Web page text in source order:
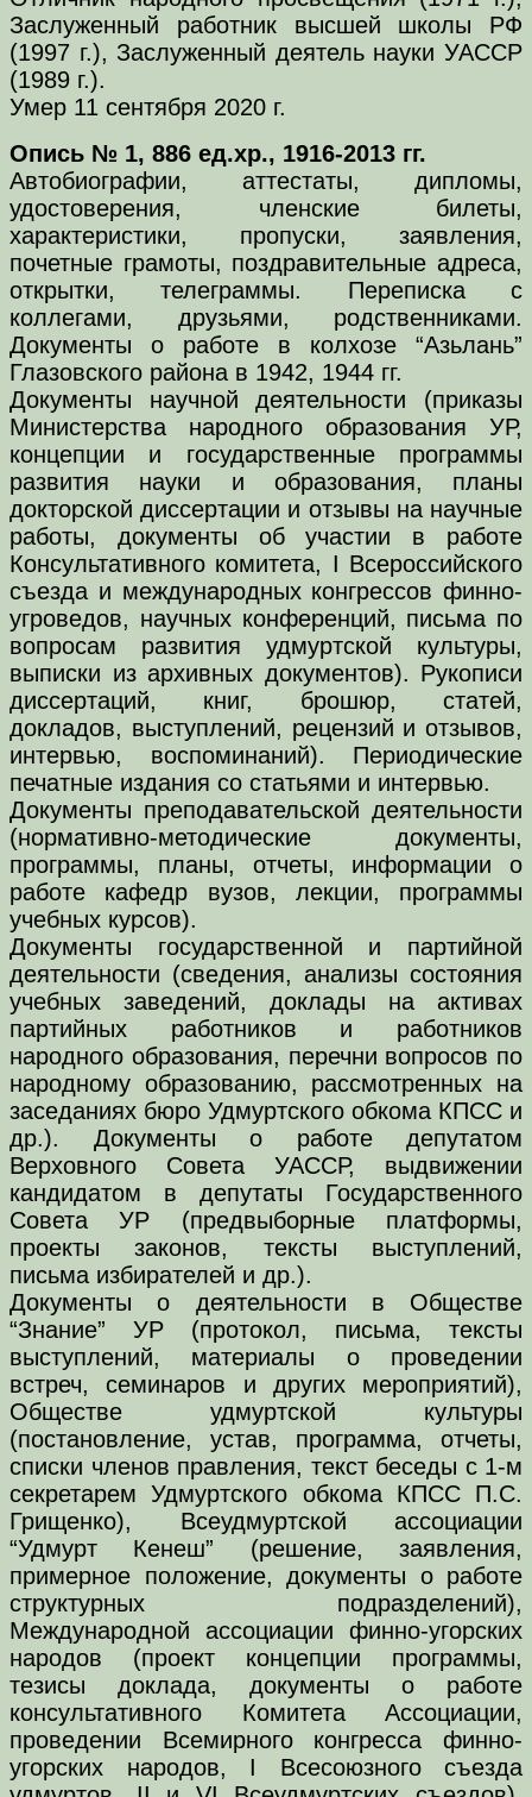
Заслуженный работник высшей школы РФ
(1997 г.), Заслуженный деятель науки УАССР
(1989 г.).
Умер 11 сентября 2020 г.
Опись № 1, 886 ед.хр., 1916-2013 гг.
Автобиографии, аттестаты, дипломы,
удостоверения, членские билеты,
характеристики, пропуски, заявления,
почетные грамоты, поздравительные адреса,
открытки, телеграммы. Переписка с
коллегами, друзьями, родственниками.
Документы о работе в колхозе “Азьлань”
Глазовского района в 1942, 1944 гг.
Документы научной деятельности (приказы
Министерства народного образования УР,
концепции и государственные программы
развития науки и образования, планы
докторской диссертации и отзывы на научные
работы, документы об участии в работе
Консультативного комитета, I Всероссийского
съезда и международных конгрессов финно-
угроведов, научных конференций, письма по
вопросам развития удмуртской культуры,
выписки из архивных документов). Рукописи
диссертаций, книг, брошюр, статей,
докладов, выступлений, рецензий и отзывов,
интервью, воспоминаний). Периодические
печатные издания со статьями и интервью.
Документы преподавательской деятельности
(нормативно-методические документы,
программы, планы, отчеты, информации о
работе кафедр вузов, лекции, программы
учебных курсов).
Документы государственной и партийной
деятельности (сведения, анализы состояния
учебных заведений, доклады на активах
партийных работников и работников
народного образования, перечни вопросов по
народному образованию, рассмотренных на
заседаниях бюро Удмуртского обкома КПСС и
др.). Документы о работе депутатом
Верховного Совета УАССР, выдвижении
кандидатом в депутаты Государственного
Совета УР (предвыборные платформы,
проекты законов, тексты выступлений,
письма избирателей и др.).
Документы о деятельности в Обществе
“Знание” УР (протокол, письма, тексты
выступлений, материалы о проведении
встреч, семинаров и других мероприятий),
Обществе удмуртской культуры
(постановление, устав, программа, отчеты,
списки членов правления, текст беседы с 1-м
секретарем Удмуртского обкома КПСС П.С.
Грищенко), Всеудмуртской ассоциации
“Удмурт Кенеш” (решение, заявления,
примерное положение, документы о работе
структурных подразделений),
Международной ассоциации финно-угорских
народов (проект концепции программы,
тезисы доклада, документы о работе
консультативного Комитета Ассоциации,
проведении Всемирного конгресса финно-
угорских народов, I Всесоюзного съезда